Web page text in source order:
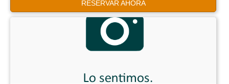
RESERVAR AHORA